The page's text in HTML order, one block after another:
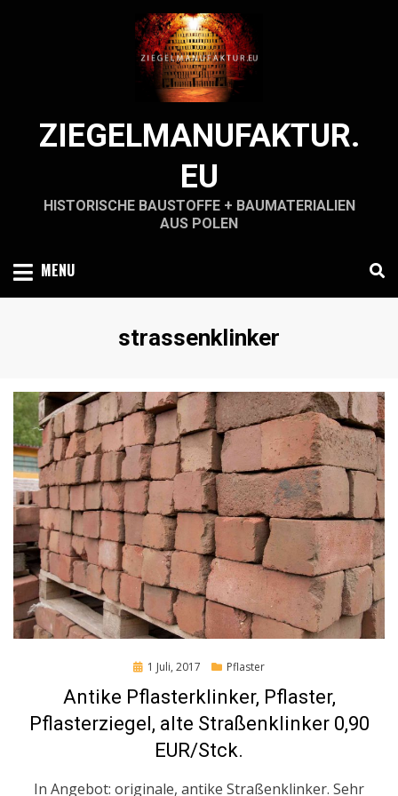
ZIEGELMANUFAKTUR.
EU
HISTORISCHE BAUSTOFFE + BAUMATERIALIEN
AUS POLEN
MENU
Schlagwort
:
strassenklinker
Posted1 Juli, 2017 Pflaster
Antike Pflasterklinker, Pflaster,
Pflasterziegel, alte Straßenklinker 0,90
EUR/Stck.
In Angebot: originale, antike Straßenklinker. Sehr